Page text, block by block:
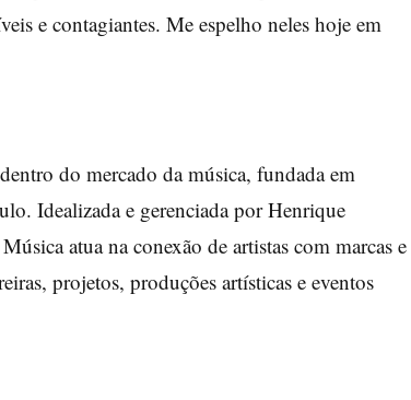
e contagiantes. Me espelho neles hoje em
do mercado da música, fundada em
Idealizada e gerenciada por Henrique
atua na conexão de artistas com marcas e
projetos, produções artísticas e eventos